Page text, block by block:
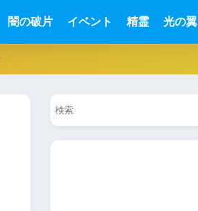
闇の破片 イベント 精霊 光の翼